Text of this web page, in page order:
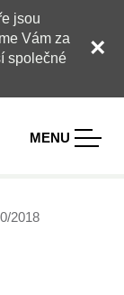
jsou
Vám za
společné
×
MENU
2018